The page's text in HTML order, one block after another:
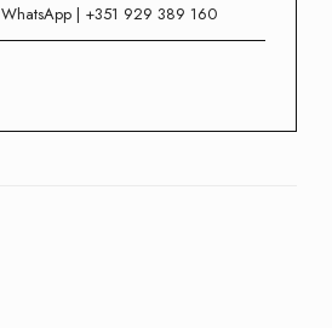
WhatsApp | +351 929 389 160